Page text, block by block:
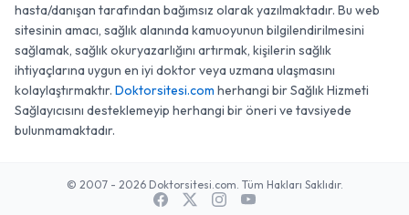
hasta/danışan tarafından bağımsız olarak yazılmaktadır. Bu web
sitesinin amacı, sağlık alanında kamuoyunun bilgilendirilmesini
sağlamak, sağlık okuryazarlığını artırmak, kişilerin sağlık
ihtiyaçlarına uygun en iyi doktor veya uzmana ulaşmasını
kolaylaştırmaktır. Doktorsitesi.com herhangi bir Sağlık Hizmeti
Sağlayıcısını desteklemeyip herhangi bir öneri ve tavsiyede
bulunmamaktadır.
© 2007 - 2026 Doktorsitesi.com. Tüm Hakları Saklıdır.